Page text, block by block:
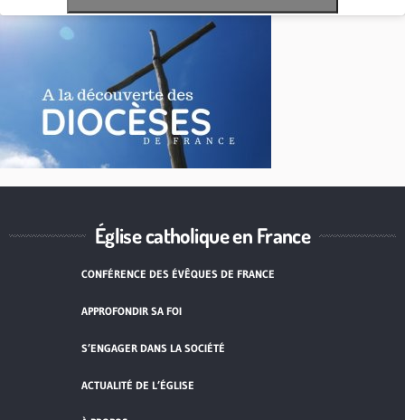
Église catholique en France
CONFÉRENCE DES ÉVÊQUES DE FRANCE
APPROFONDIR SA FOI
S’ENGAGER DANS LA SOCIÉTÉ
ACTUALITÉ DE L’ÉGLISE